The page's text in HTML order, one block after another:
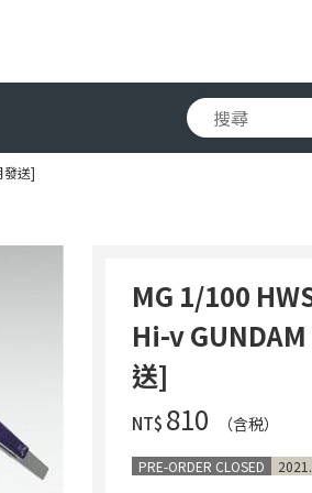
發送]
MG 1/100
Hi-v
送]
NT$ ‌810 （含税）
PRE-ORDER CLOSED